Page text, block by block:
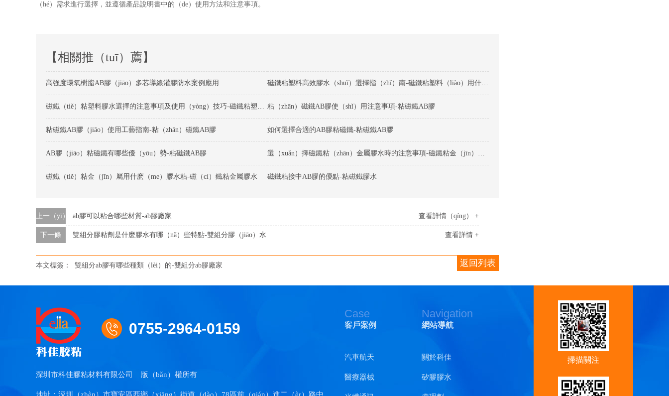
（hé）需求進行選擇，並遵循產品說明書中的（de）使用方法和注意事項。
【相關推（tuī）薦】
高強度環氧樹脂AB膠（jiāo）多芯導線灌膠防水案例應用 磁鐵粘塑料高效膠水（shuǐ）選擇指（zhǐ）南-磁鐵粘塑料（liào）用什麽膠水
磁鐵（tiě）粘塑料膠水選擇的注意事項及使用（yòng）技巧-磁鐵粘塑料膠水 粘（zhān）磁鐵AB膠使（shǐ）用注意事項-粘磁鐵AB膠
粘磁鐵AB膠（jiāo）使用工藝指南-粘（zhān）磁鐵AB膠 如何選擇合適的AB膠粘磁鐵-粘磁鐵AB膠
AB膠（jiāo）粘磁鐵有哪些優（yōu）勢-粘磁鐵AB膠 選（xuǎn）擇磁鐵粘（zhān）金屬膠水時的注意事項-磁鐵粘金（jīn）屬膠（jiāo）水
磁鐵（tiě）粘金（jīn）屬用什麽（me）膠水粘-磁（cí）鐵粘金屬膠水 磁鐵粘接中AB膠的優點-粘磁鐵膠水
查看詳情（qíng） +
上一（yī）條ab膠可以粘合哪些材質-ab膠廠家
查看詳情 +
下一條 雙組分膠粘劑是什麽膠水有哪（nǎ）些特點-雙組分膠（jiāo）水
返回列表
本文標簽： 雙組分ab膠有哪些種類（lèi）的-雙組分ab膠廠家
0755-2964-0159
深圳市科佳膠粘材料有限公司 版（bǎn）權所有
Case
客戶案例
汽車航天
醫療器械
Navigation
網站導航
關於科佳
矽膠膠水
掃描關注
（zhù）香蕉